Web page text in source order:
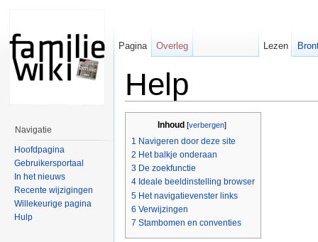
Help
Inhoud [verbergen]
1 Navigeren door deze site
2 Het balkje onderaan
3 De zoekfunctie
4 Ideale beeldinstelling browser
5 Het navigatievenster links
6 Verwijzingen
7 Stambomen en conventies
Pagina Overleg Lezen
Navigatie
Hoofdpagina
Gebruikersportaal
In het nieuws
Recente wijzigingen
Willekeurige pagina
Hulp